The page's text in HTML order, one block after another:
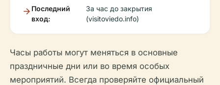
Последний
вход:
За час до закрытия
(visitoviedo.info)
Часы работы могут меняться в основные
праздничные дни или во время особых
мероприятий. Всегда проверяйте официальный